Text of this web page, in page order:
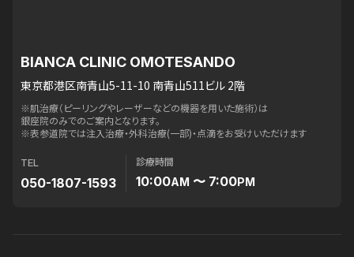
BIANCA CLINIC OMOTESANDO
東京都港区南青山5-11-10 南青山511ビル 2階
※肌治療（ピーリングやレーザーなどの機器を用いた施術）は
銀座院のみでのご案内となります。
※表参道院では注入治療・外科治療(一部)・点滴をお受けいただけます
TEL
050-1807-1593
診療時間
10:00AM 〜 7:00PM